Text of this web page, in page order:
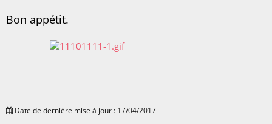
Bon appétit.
Date de dernière mise à jour : 17/04/2017